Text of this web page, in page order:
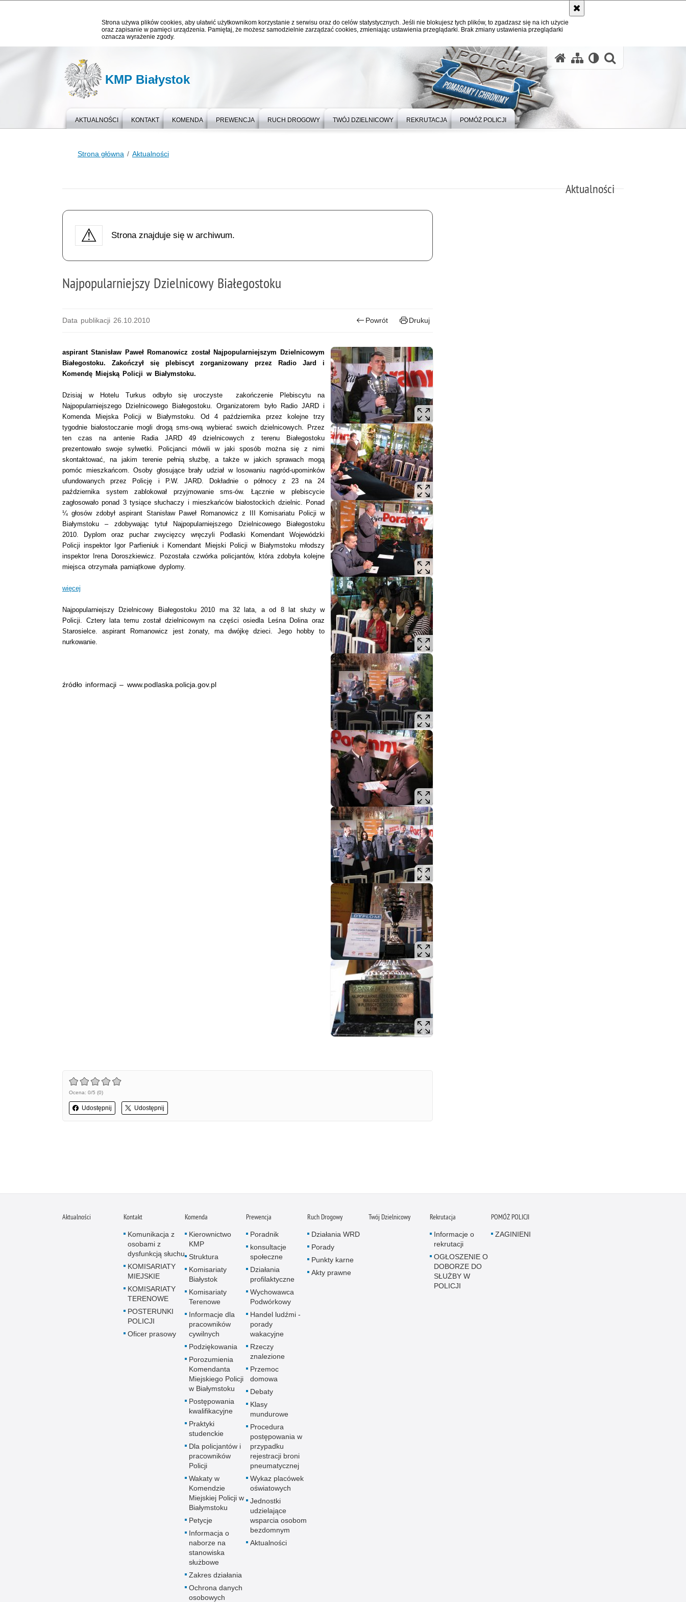
Strona używa plików cookies, aby ułatwić użytkownikom korzystanie z serwisu oraz do celów statystycznych. Jeśli nie blokujesz tych plików, to zgadzasz się na ich użycie
oraz zapisanie w pamięci urządzenia. Pamiętaj, że możesz samodzielnie zarządzać cookies, zmieniając ustawienia przeglądarki. Brak zmiany ustawienia przeglądarki
oznacza wyrażenie zgody.
KMP Białystok
AKTUALNOŚCI KONTAKT KOMENDA PREWENCJA RUCH DROGOWY TWÓJ DZIELNICOWY REKRUTACJA POMÓŻ POLICJI
Strona główna Aktualności
Aktualności
Strona znajduje się w archiwum.
Najpopularniejszy Dzielnicowy Białegostoku
Data publikacji 26.10.2010 Powrót Drukuj
aspirant Stanisław Paweł Romanowicz został Najpopularniejszym Dzielnicowym
Białegostoku. Zakończył się plebiscyt zorganizowany przez Radio Jard i
Komendę Miejską Policji w Białymstoku.
Dzisiaj w Hotelu Turkus odbyło się uroczyste zakończenie Plebiscytu na
Najpopularniejszego Dzielnicowego Białegostoku. Organizatorem było Radio JARD i
Komenda Miejska Policji w Białymstoku. Od 4 października przez kolejne trzy
tygodnie białostoczanie mogli drogą sms-ową wybierać swoich dzielnicowych. Przez
ten czas na antenie Radia JARD 49 dzielnicowych z terenu Białegostoku
prezentowało swoje sylwetki. Policjanci mówili w jaki sposób można się z nimi
skontaktować, na jakim terenie pełnią służbę, a także w jakich sprawach mogą
pomóc mieszkańcom. Osoby głosujące brały udział w losowaniu nagród-upominków
ufundowanych przez Policję i P.W. JARD. Dokładnie o północy z 23 na 24
października system zablokował przyjmowanie sms-ów. Łącznie w plebiscycie
zagłosowało ponad 3 tysiące słuchaczy i mieszkańców białostockich dzielnic. Ponad
¼ głosów zdobył aspirant Stanisław Paweł Romanowicz z III Komisariatu Policji w
Białymstoku – zdobywając tytuł Najpopularniejszego Dzielnicowego Białegostoku
2010. Dyplom oraz puchar zwycięzcy wręczyli Podlaski Komendant Wojewódzki
Policji inspektor Igor Parfieniuk i Komendant Miejski Policji w Białymstoku młodszy
inspektor Irena Doroszkiewicz. Pozostała czwórka policjantów, która zdobyła kolejne
miejsca otrzymała pamiątkowe dyplomy.
więcej
Najpopularniejszy Dzielnicowy Białegostoku 2010 ma 32 lata, a od 8 lat służy w
Policji. Cztery lata temu został dzielnicowym na części osiedla Leśna Dolina oraz
Starosielce. aspirant Romanowicz jest żonaty, ma dwójkę dzieci. Jego hobby to
nurkowanie.
źródło informacji – www.podlaska.policja.gov.pl
Ocena: 0/5 (0)
Udostępnij Udostępnij
Aktualności Kontakt
Komunikacja z
osobami z
dysfunkcją słuchu
KOMISARIATY
MIEJSKIE
KOMISARIATY
TERENOWE
POSTERUNKI
POLICJI
Oficer prasowy
Komenda
Kierownictwo
KMP
Struktura
Komisariaty
Białystok
Komisariaty
Terenowe
Informacje dla
pracowników
cywilnych
Podziękowania
Porozumienia
Komendanta
Miejskiego Policji
w Białymstoku
Postępowania
kwalifikacyjne
Praktyki
studenckie
Dla policjantów i
pracowników
Policji
Wakaty w
Komendzie
Miejskiej Policji w
Białymstoku
Petycje
Informacja o
naborze na
stanowiska
służbowe
Zakres działania
Ochrona danych
osobowych
Prewencja
Poradnik
konsultacje
społeczne
Działania
profilaktyczne
Wychowawca
Podwórkowy
Handel ludźmi -
porady
wakacyjne
Rzeczy
znalezione
Przemoc
domowa
Debaty
Klasy
mundurowe
Procedura
postępowania w
przypadku
rejestracji broni
pneumatycznej
Wykaz placówek
oświatowych
Jednostki
udzielające
wsparcia osobom
bezdomnym
Aktualności
Ruch Drogowy
Działania WRD
Porady
Punkty karne
Akty prawne
Twój Dzielnicowy Rekrutacja
Informacje o
rekrutacji
OGŁOSZENIE O
DOBORZE DO
SŁUŻBY W
POLICJI
POMÓŻ POLICJI
ZAGINIENI